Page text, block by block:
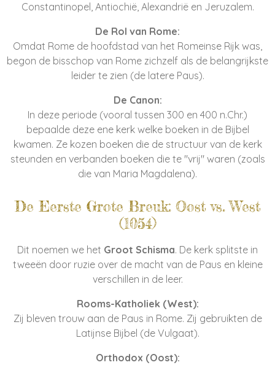
Constantinopel, Antiochië, Alexandrië en Jeruzalem.
De Rol van Rome:
Omdat Rome de hoofdstad van het Romeinse Rijk was,
begon de bisschop van Rome zichzelf als de belangrijkste
leider te zien (de latere Paus).
De Canon:
In deze periode (vooral tussen 300 en 400 n.Chr.)
bepaalde deze ene kerk welke boeken in de Bijbel
kwamen. Ze kozen boeken die de structuur van de kerk
steunden en verbanden boeken die te "vrij" waren (zoals
die van Maria Magdalena).
De Eerste Grote Breuk: Oost vs. West
(1054)
Dit noemen we het Groot Schisma. De kerk splitste in
tweeën door ruzie over de macht van de Paus en kleine
verschillen in de leer.
Rooms-Katholiek (West):
Zij bleven trouw aan de Paus in Rome. Zij gebruikten de
Latijnse Bijbel (de Vulgaat).
Orthodox (Oost):